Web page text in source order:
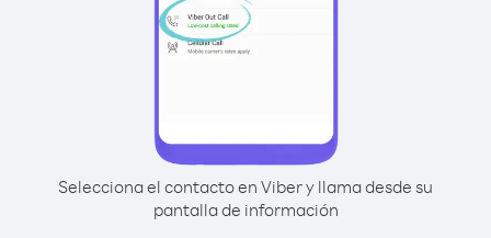
Selecciona el contacto en Viber y llama desde su
pantalla de información